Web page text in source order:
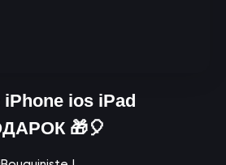
iPhone ios iPad
🎁🎈